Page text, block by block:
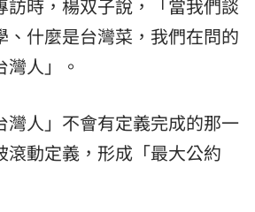
訪時，楊双子說，「當我們談
、什麼是台灣菜，我們在問的
人」。
灣人」不會有定義完成的那一
滾動定義，形成「最大公約